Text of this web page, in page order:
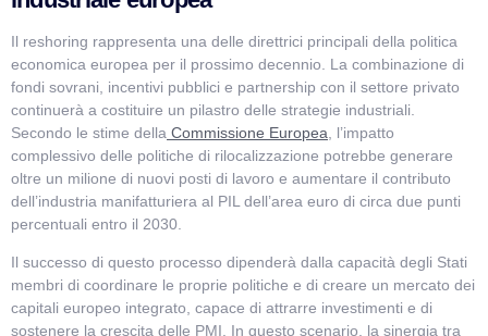
Il reshoring rappresenta una delle direttrici principali della politica
economica europea per il prossimo decennio. La combinazione di
fondi sovrani, incentivi pubblici e partnership con il settore privato
continuerà a costituire un pilastro delle strategie industriali.
Secondo le stime della Commissione Europea , l’impatto
complessivo delle politiche di rilocalizzazione potrebbe generare
oltre un milione di nuovi posti di lavoro e aumentare il contributo
dell’industria manifatturiera al PIL dell’area euro di circa due punti
percentuali entro il 2030.
Il successo di questo processo dipenderà dalla capacità degli Stati
membri di coordinare le proprie politiche e di creare un mercato dei
capitali europeo integrato, capace di attrarre investimenti e di
sostenere la crescita delle PMI. In questo scenario, la sinergia tra